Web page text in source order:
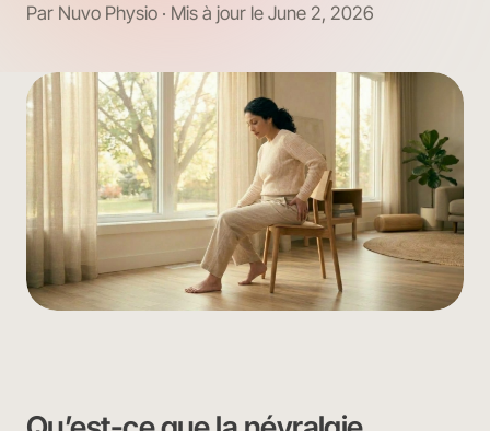
Par Nuvo Physio · Mis à jour le June 2, 2026